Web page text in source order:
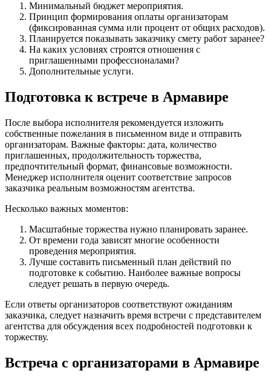
Минимальный бюджет мероприятия.
Принцип формирования оплаты организаторам
(фиксированная сумма или процент от общих расходов).
Планируется показывать заказчику смету работ заранее?
На каких условиях строятся отношения с
приглашенными профессионалами?
Дополнительные услуги.
Подготовка к встрече в Армавире
После выбора исполнителя рекомендуется изложить
собственные пожелания в письменном виде и отправить
организаторам. Важные факторы: дата, количество
приглашенных, продолжительность торжества,
предпочтительный формат, финансовые возможности.
Менеджер исполнителя оценит соответствие запросов
заказчика реальным возможностям агентства.
Несколько важных моментов:
Масштабные торжества нужно планировать заранее.
От времени года зависят многие особенности
проведения мероприятия.
Лучше составить письменный план действий по
подготовке к событию. Наиболее важные вопросы
следует решать в первую очередь.
Если ответы организаторов соответствуют ожиданиям
заказчика, следует назначить время встречи с представителем
агентства для обсуждения всех подробностей подготовки к
торжеству.
Встреча с организаторами в Армавире